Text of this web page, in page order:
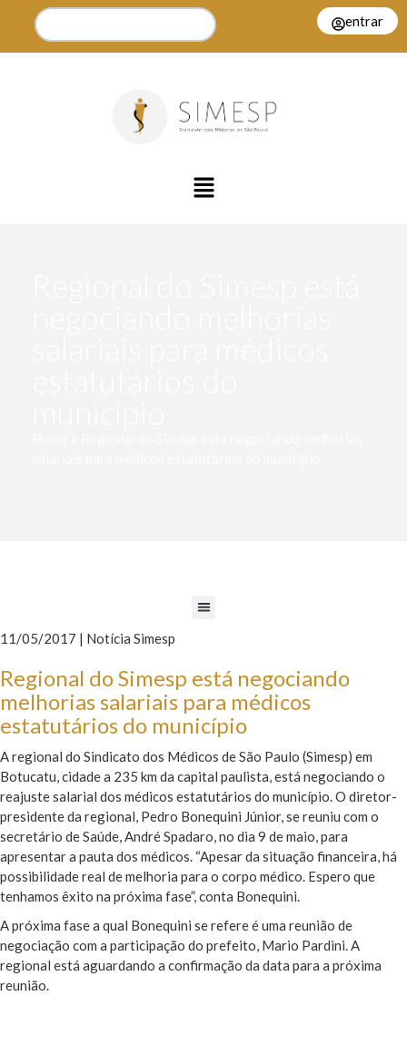
entrar
11/05/2017 | Notícia Simesp
Regional do Simesp está negociando
melhorias salariais para médicos
estatutários do município
A regional do Sindicato dos Médicos de São Paulo (Simesp) em
Botucatu, cidade a 235 km da capital paulista, está negociando o
reajuste salarial dos médicos estatutários do município. O diretor-
presidente da regional, Pedro Bonequini Júnior, se reuniu com o
secretário de Saúde, André Spadaro, no dia 9 de maio, para
apresentar a pauta dos médicos. “Apesar da situação financeira, há
possibilidade real de melhoria para o corpo médico. Espero que
tenhamos êxito na próxima fase”, conta Bonequini.
A próxima fase a qual Bonequini se refere é uma reunião de
negociação com a participação do prefeito, Mario Pardini. A
regional está aguardando a confirmação da data para a próxima
reunião.